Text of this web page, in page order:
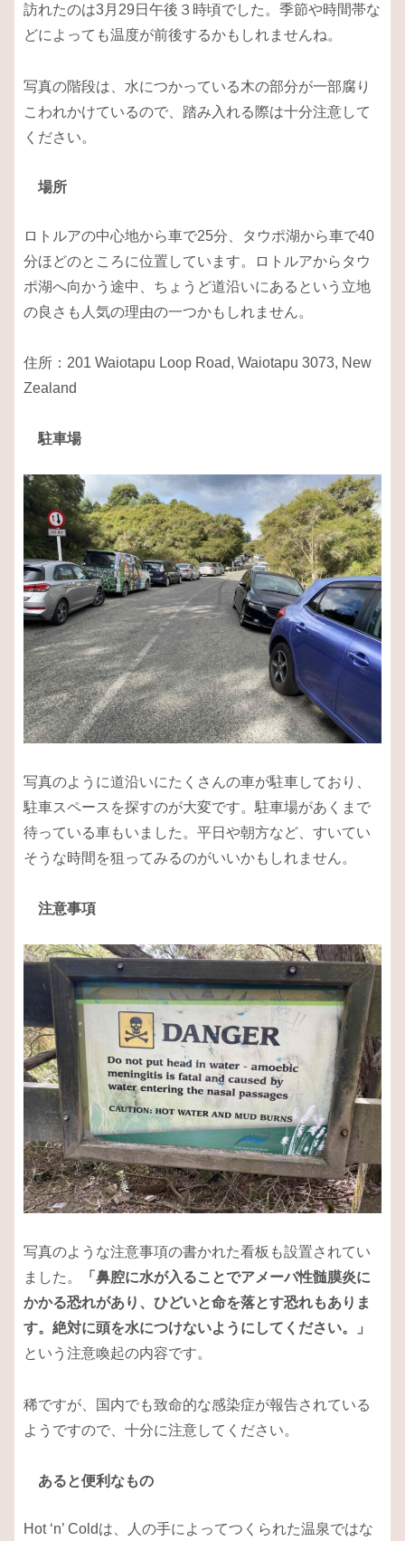
訪れたのは3月29日午後３時頃でした。季節や時間帯な
どによっても温度が前後するかもしれませんね。
写真の階段は、水につかっている木の部分が一部腐り
こわれかけているので、踏み入れる際は十分注意して
ください。
場所
ロトルアの中心地から車で25分、タウポ湖から車で40
分ほどのところに位置しています。ロトルアからタウ
ポ湖へ向かう途中、ちょうど道沿いにあるという立地
の良さも人気の理由の一つかもしれません。
住所：201 Waiotapu Loop Road, Waiotapu 3073, New
Zealand
駐車場
写真のように道沿いにたくさんの車が駐車しており、
駐車スペースを探すのが大変です。駐車場があくまで
待っている車もいました。平日や朝方など、すいてい
そうな時間を狙ってみるのがいいかもしれません。
注意事項
写真のような注意事項の書かれた看板も設置されてい
ました。
「鼻腔に水が入ることでアメーバ性髄膜炎に
かかる恐れがあり、ひどいと命を落とす恐れもありま
す。絶対に頭を水につけないようにしてください。」
という注意喚起の内容です。
稀ですが、国内でも致命的な感染症が報告されている
ようですので、十分に注意してください。
あると便利なもの
Hot ‘n’ Coldは、人の手によってつくられた温泉ではな